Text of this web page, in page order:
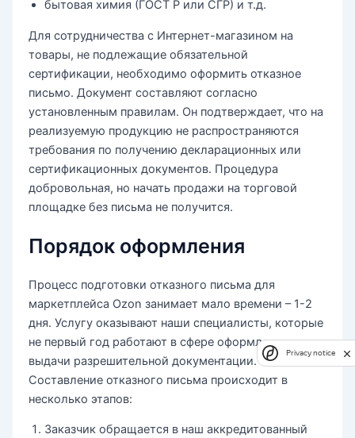
бытовая химия (ГОСТ Р или СГР) и т.д.
Для сотрудничества с Интернет-магазином на
товары, не подлежащие обязательной
сертификации, необходимо оформить отказное
письмо. Документ составляют согласно
установленным правилам. Он подтверждает, что на
реализуемую продукцию не распространяются
требования по получению декларационных или
сертификационных документов. Процедура
добровольная, но начать продажи на торговой
площадке без письма не получится.
Порядок оформления
Процесс подготовки отказного письма для
маркетплейса Ozon занимает мало времени – 1-2
дня. Услугу оказывают наши специалисты, которые
не первый год работают в сфере оформления,
выдачи разрешительной документации.
Составление отказного письма происходит в
несколько этапов:
Заказчик обращается в наш аккредитованный
Privacy notice